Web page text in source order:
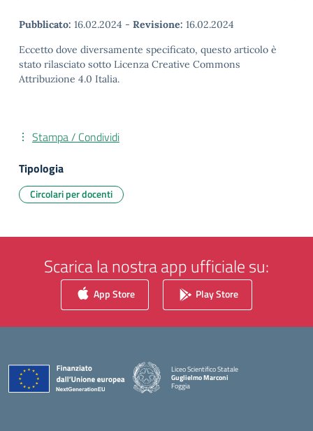
Pubblicato: 16.02.2024 - Revisione: 16.02.2024
Eccetto dove diversamente specificato, questo articolo è
stato rilasciato sotto Licenza Creative Commons
Attribuzione 4.0 Italia.
Stampa / Condividi
Tipologia
Circolari per docenti
Scarica la nostra app ufficiale su:
App Store Play Store
Liceo Scientifico Statale
Guglielmo Marconi
Foggia
— Visita la pagina iniziale della scuola